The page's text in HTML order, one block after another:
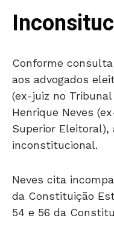
Conforme
aos advogados
(ex-juiz no
Henrique Neves
Superior Eleitoral),
inconstitucional.
Neves cita
da Constituição
54 e 56 da